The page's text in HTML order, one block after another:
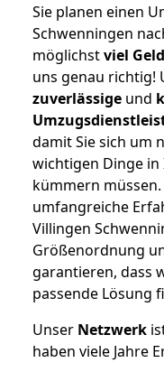
Sie planen einen
Schwenningen
möglichstviel
uns genau richtig!
zuverlässige und
damit Sie sich um
wichtigen Dinge
kümmern
umfangreiche
Villingen
Größenordnung
garantieren, dass
passende Lösung
Unser Netzwerk
haben viele Jahre